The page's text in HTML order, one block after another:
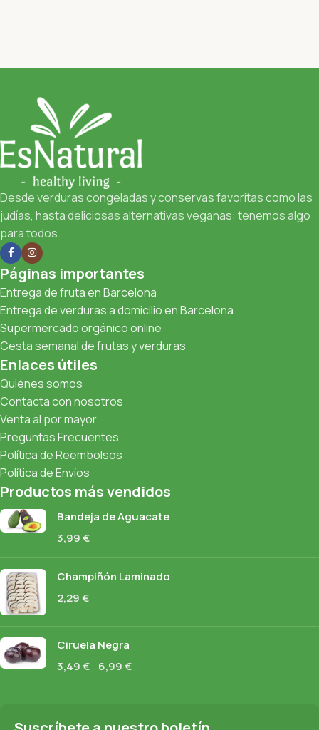
Desde verduras congeladas y conservas favoritas como las
judías, hasta deliciosas alternativas veganas: tenemos algo
para todos.
Páginas importantes
Entrega de fruta en Barcelona
Entrega de verduras a domicilio en Barcelona
Supermercado orgánico online
Cesta semanal de frutas y verduras
Enlaces útiles
Quiénes somos
Contacta con nosotros
Venta al por mayor
Preguntas Frecuentes
Política de Reembolsos
Política de Envíos
Productos más vendidos
Bandeja de Aguacate
3,99€
Champiñón Laminado
2,29€
Ciruela Negra
3,49€ 6,99€